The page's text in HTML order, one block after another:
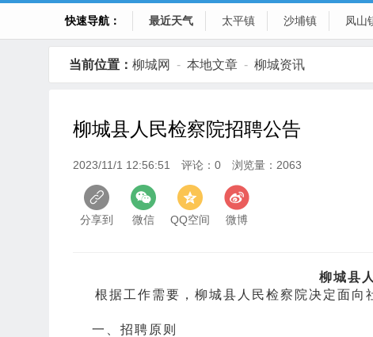
快速导航： 最近天气 太平镇 沙埔镇 凤山
当前位置： 柳城网 - 本地文章 - 柳城资讯
柳城县人民检察院招聘公告
2023/11/1 12:56:51 评论：0 浏览量：2063
分享到 微信 QQ空间 微博
柳城县
根据工作需要，柳城县人民检察院决定面向
一、招聘原则